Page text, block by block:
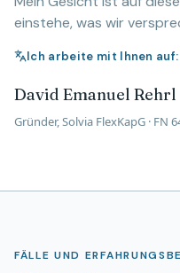
einstehe, was wir
Ich arbeite mit Ihnen auf:
David Emanuel Rehrl
Gründer, Solvia FlexKapG · FN
FÄLLE UND